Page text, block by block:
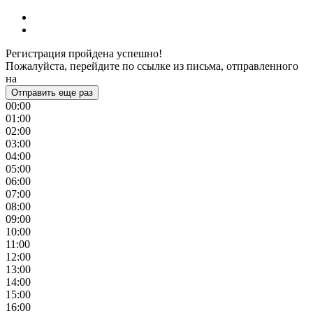
Регистрация пройдена успешно!
Пожалуйста, перейдите по ссылке из письма, отправленного
на
Отправить еще раз
00:00
01:00
02:00
03:00
04:00
05:00
06:00
07:00
08:00
09:00
10:00
11:00
12:00
13:00
14:00
15:00
16:00